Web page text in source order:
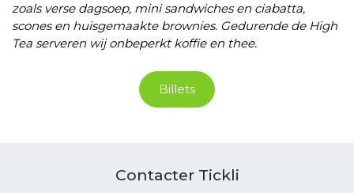
zoals verse dagsoep, mini sandwiches en ciabatta,
scones en huisgemaakte brownies. Gedurende de High
Tea serveren wij onbeperkt koffie en thee.
Billets
Contacter Tickli